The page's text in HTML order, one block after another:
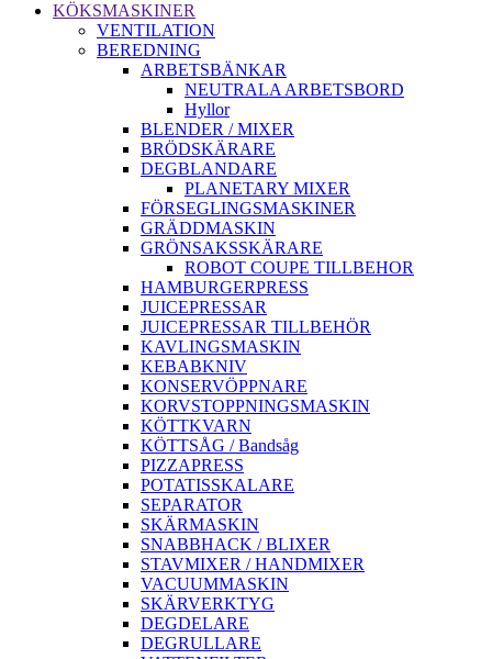
KÖKSMASKINER
VENTILATION
BEREDNING
ARBETSBÄNKAR
NEUTRALA ARBETSBORD
Hyllor
BLENDER / MIXER
BRÖDSKÄRARE
DEGBLANDARE
PLANETARY MIXER
FÖRSEGLINGSMASKINER
GRÄDDMASKIN
GRÖNSAKSSKÄRARE
ROBOT COUPE TILLBEHOR
HAMBURGERPRESS
JUICEPRESSAR
JUICEPRESSAR TILLBEHÖR
KAVLINGSMASKIN
KEBABKNIV
KONSERVÖPPNARE
KORVSTOPPNINGSMASKIN
KÖTTKVARN
KÖTTSÅG / Bandsåg
PIZZAPRESS
POTATISSKALARE
SEPARATOR
SKÄRMASKIN
SNABBHACK / BLIXER
STAVMIXER / HANDMIXER
VACUUMMASKIN
SKÄRVERKTYG
DEGDELARE
DEGRULLARE